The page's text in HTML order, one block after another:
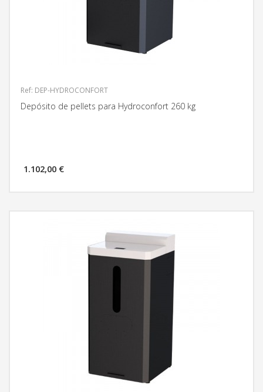
Ref: DEP-HYDROCONFORT
Depósito de pellets para Hydroconfort 260 kg
1.102,00 €